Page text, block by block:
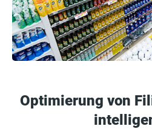
Optimierung von